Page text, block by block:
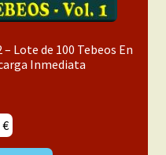
– Lote de 100 Tebeos En
Inmediata
€